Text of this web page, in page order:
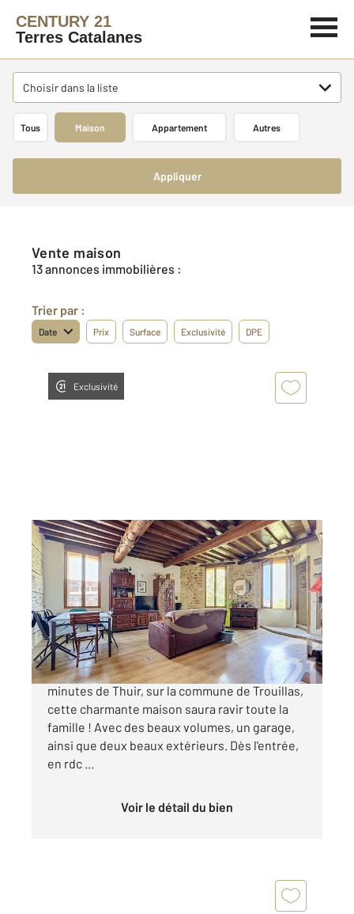
CENTURY 21
Terres Catalanes
Choisir dans la liste
Tous Maison Appartement Autres
Appliquer
Vente maison
13 annonces immobilières :
Trier par :
Date Prix Surface Exclusivité DPE
Exclusivité
TROUILLAS 66
86 m2, 4 pièces
Ref : 881
Maison à vendre
162 000 €
Amoureux des pierres de taille ? Situé à 5
minutes de Thuir, sur la commune de Trouillas,
cette charmante maison saura ravir toute la
famille ! Avec des beaux volumes, un garage,
ainsi que deux beaux extérieurs. Dès l'entrée,
en rdc ...
Voir le détail du bien